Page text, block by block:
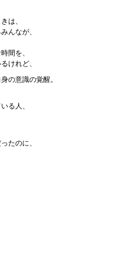
は、
んなが、
間を、
けれど、
の意識の覚醒。
る人、
たのに、